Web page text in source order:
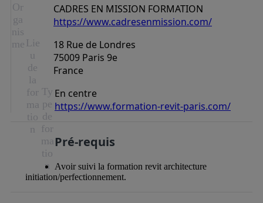
Or
ga
nis
me
CADRES EN MISSION FORMATION
https://www.cadresenmission.com/
Lie
u
de
la
for
ma
tio
n
18 Rue de Londres
75009 Paris 9e
France
Ty
pe
de
for
ma
tio
n
En centre
https://www.formation-revit-paris.com/
Pré-requis
Avoir suivi la formation revit architecture
initiation/perfectionnement.